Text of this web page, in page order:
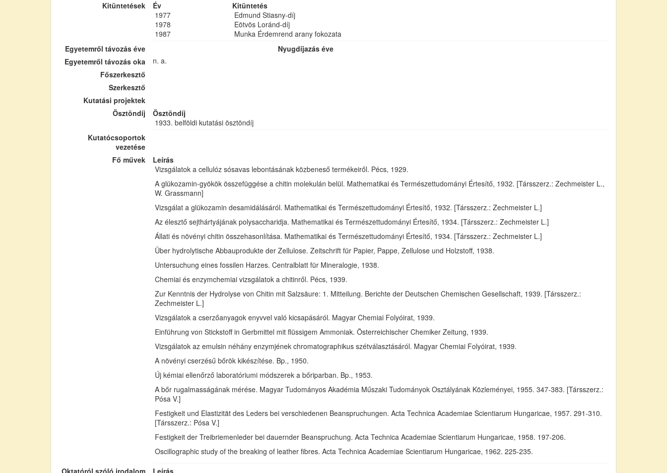
Kitüntetések
Év
Kitüntetés
1977
Edmund Stiasny-díj
1978
Eötvös Loránd-díj
1987
Munka Érdemrend arany fokozata
Egyetemről távozás éve
Nyugdíjazás éve
Egyetemről távozás oka
n. a.
Főszerkesztő
Szerkesztő
Kutatási projektek
Ösztöndíj
Ösztöndíj
1933. belföldi kutatási ösztöndíj
Kutatócsoportok
vezetése
Fő művek
Leírás
Vizsgálatok a cellulóz sósavas lebontásának közbeneső termékeiről. Pécs, 1929.
A glükozamin-gyökök összefüggése a chitin molekulán belül. Mathematikai és Természettudományi Értesítő, 1932. [Társszerz.: Zechmeister L.,
W. Grassmann]
Vizsgálat a glükozamin desamidálásáról. Mathematikai és Természettudományi Értesítő, 1932. [Társszerz.: Zechmeister L.]
Az élesztő sejthártyájának polysaccharidja. Mathematikai és Természettudományi Értesítő, 1934. [Társszerz.: Zechmeister L.]
Állati és növényi chitin összehasonlítása. Mathematikai és Természettudományi Értesítő, 1934. [Társszerz.: Zechmeister L.]
Über hydrolytische Abbauprodukte der Zellulose. Zeitschrift für Papier, Pappe, Zellulose und Holzstoff, 1938.
Untersuchung eines fossilen Harzes. Centralblatt für Mineralogie, 1938.
Chemiai és enzymchemiai vizsgálatok a chitinről. Pécs, 1939.
Zur Kenntnis der Hydrolyse von Chitin mit Salzsäure: 1. Mitteilung. Berichte der Deutschen Chemischen Gesellschaft, 1939. [Társszerz.:
Zechmeister L.]
Vizsgálatok a cserzőanyagok enyvvel való kicsapásáról. Magyar Chemiai Folyóirat, 1939.
Einführung von Stickstoff in Gerbmittel mit flüssigem Ammoniak. Österreichischer Chemiker Zeitung, 1939.
Vizsgálatok az emulsin néhány enzymjének chromatographikus szétválasztásáról. Magyar Chemiai Folyóirat, 1939.
A növényi cserzésű bőrök kikészítése. Bp., 1950.
Új kémiai ellenőrző laboratóriumi módszerek a bőriparban. Bp., 1953.
A bőr rugalmasságának mérése. Magyar Tudományos Akadémia Műszaki Tudományok Osztályának Közleményei, 1955. 347-383. [Társszerz.:
Pósa V.]
Festigkeit und Elastizität des Leders bei verschiedenen Beanspruchungen. Acta Technica Academiae Scientiarum Hungaricae, 1957. 291-310.
[Társszerz.: Pósa V.]
Festigkeit der Treibriemenleder bei dauernder Beanspruchung. Acta Technica Academiae Scientiarum Hungaricae, 1958. 197-206.
Oscillographic study of the breaking of leather fibres. Acta Technica Academiae Scientiarum Hungaricae, 1962. 225-235.